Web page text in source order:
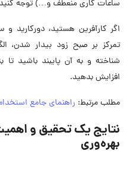
ساعات کاری منعطف و…) توجه
اگر کارآفرین هستید، دورکارید
تمرکز بر صبح زود بیدار شدن،
شناخته و به آن پایبند باشید تا
افزایش بدهید.
مطلب مرتبط: راهنمای جامع
نتایج یک تحقیق و
بهره‌وری